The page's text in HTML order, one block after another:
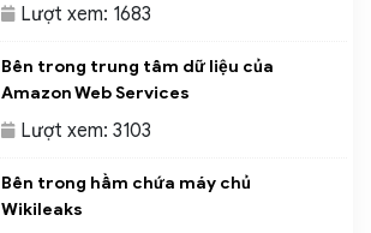
Lượt xem: 1683
Bên trong trung tâm dữ liệu của
Amazon Web Services
Lượt xem: 3103
Bên trong hầm chứa máy chủ
Wikileaks